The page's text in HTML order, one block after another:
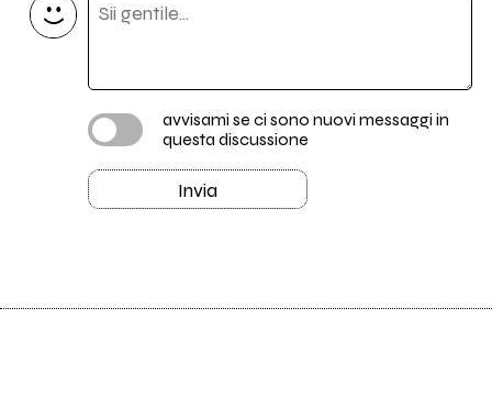
avvisami se ci sono nuovi messaggi in
questa discussione
Invia